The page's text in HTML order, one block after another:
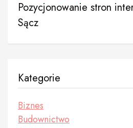
Pozycjonowanie stron
Sącz
Kategorie
Biznes
Budownictwo